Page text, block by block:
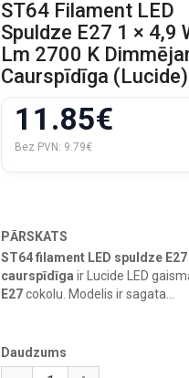
ST64 Filament LED
Spuldze E27 1 × 4,9
Lm 2700 K
Caurspīdīga (Lucide)
11.85€
Bez PVN: 9.79€
PĀRSKATS
ST64 filament LED spuldze
caurspīdīga ir Lucide LED
E27cokolu. Modelis ir sagata...
Daudzums